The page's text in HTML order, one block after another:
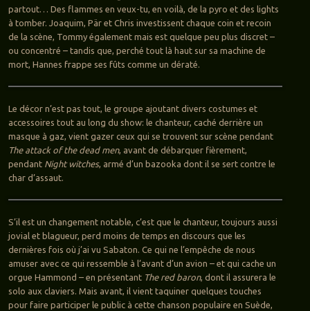
partout… Des flammes en veux-tu, en voilà, de la pyro et des lights
à tomber. Joaquim, Pär et Chris investissent chaque coin et recoin
de la scène, Tommy également mais est quelque peu plus discret –
ou concentré – tandis que, perché tout là haut sur sa machine de
mort, Hannes frappe ses fûts comme un dératé.
Le décor n’est pas tout, le groupe ajoutant divers costumes et
accessoires tout au long du show: le chanteur, caché derrière un
masque à gaz, vient gazer ceux qui se trouvent sur scène pendant
The attack of the dead men, avant de débarquer fièrement,
pendant Night witches, armé d’un bazooka dont il se sert contre le
char d’assaut.
S’il est un changement notable, c’est que le chanteur, toujours aussi
jovial et blagueur, perd moins de temps en discours que les
dernières fois où j’ai vu Sabaton. Ce qui ne l’empêche de nous
amuser avec ce qui ressemble à l’avant d’un avion – et qui cache un
orgue Hammond – en présentant The red baron, dont il assurera le
solo aux claviers. Mais avant, il vient taquiner quelques touches
pour faire participer le public à cette chanson populaire en Suède,